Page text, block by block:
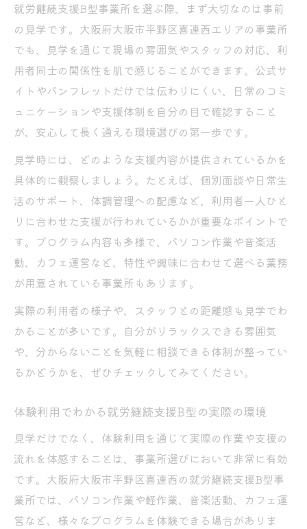
就労継続支援B型事業所を選ぶ際、まず大切なのは事前
の見学です。大阪府大阪市平野区喜連西エリアの事業所
でも、見学を通じて現場の雰囲気やスタッフの対応、利
用者同士の関係性を肌で感じることができます。公式サ
イトやパンフレットだけでは伝わりにくい、日常のコミ
ュニケーションや支援体制を自分の目で確認すること
が、安心して長く通える環境選びの第一歩です。
見学時には、どのような支援内容が提供されているかを
具体的に観察しましょう。たとえば、個別面談や日常生
活のサポート、体調管理への配慮など、利用者一人ひと
りに合わせた支援が行われているかが重要なポイントで
す。プログラム内容も多様で、パソコン作業や音楽活
動、カフェ運営など、特性や興味に合わせて選べる業務
が用意されている事業所もあります。
実際の利用者の様子や、スタッフとの距離感も見学でわ
かることが多いです。自分がリラックスできる雰囲気
や、分からないことを気軽に相談できる体制が整ってい
るかどうかを、ぜひチェックしてみてください。
体験利用でわかる就労継続支援B型の実際の環境
見学だけでなく、体験利用を通じて実際の作業や支援の
流れを体感することは、事業所選びにおいて非常に有効
です。大阪府大阪市平野区喜連西の就労継続支援B型事
業所では、パソコン作業や軽作業、音楽活動、カフェ運
営など、様々なプログラムを体験できる場合がありま